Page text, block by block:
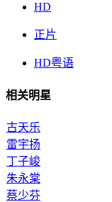
HD
正片
HD粤语
相关明星
古天乐
雷宇扬
丁子峻
朱永棠
蔡少芬